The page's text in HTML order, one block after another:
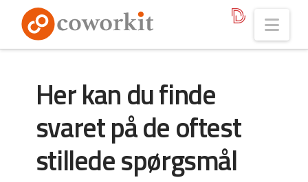
Her kan du finde
svaret på de oftest
stillede spørgsmål